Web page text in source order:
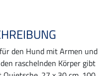
den Hund mit Armen und
raschelnden Körper gibt